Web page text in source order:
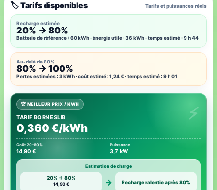
🏷️ Tarifs disponibles Tarifs et puissances réels
Recharge estimée
20% → 80%
Batterie de référence : 60 kWh · énergie utile : 36 kWh · temps estimé : 9 h 44
Au-delà de 80%
80% → 100%
Pertes estimées : 3 kWh · coût estimé : 1,24 € · temps estimé : 9 h 01
🏆 MEILLEUR PRIX / KWH
TARIF BORNESLIB
0,360 €/kWh
Coût 20–80%
14,90 €
Puissance
3,7 kW
Estimation de charge
20% → 80%
14,90 € → Recharge ralentie après 80%